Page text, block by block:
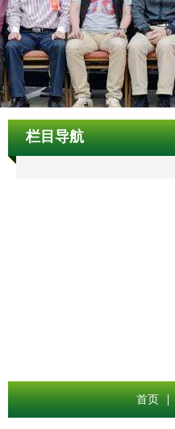
栏目导航
首页